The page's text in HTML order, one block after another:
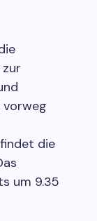
vorweg
die
um 9.35